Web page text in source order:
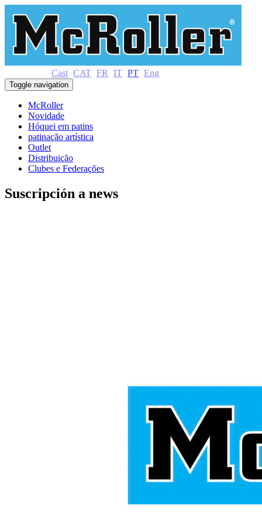
Cast CAT FR IT PT Eng
Toggle navigation
McRoller
Novidade
Hóquei em patins
patinação artística
Outlet
Distribuição
Clubes e Federações
Suscripción a news